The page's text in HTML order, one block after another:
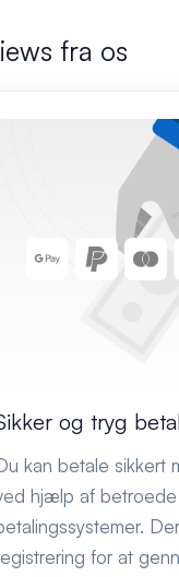
fra os
og tryg
kan betale sikkert
hjælp af
for at